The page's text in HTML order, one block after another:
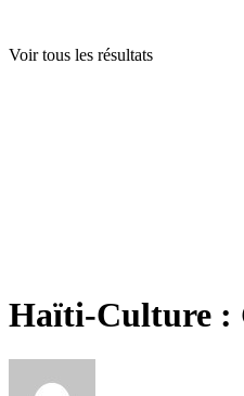
Voir tous les résultats
Haïti-Culture :